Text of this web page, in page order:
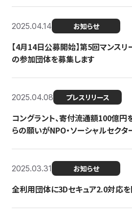
2025.04.14 お知らせ
【4月14日公募開始】第5回マンス
の参加団体を募集します
2025.04.08 プレスリリース
コングラント、寄付流通額100億円
らの願いがNPO・ソーシャルセクタ
2025.03.31 お知らせ
全利用団体に3Dセキュア2.0対応